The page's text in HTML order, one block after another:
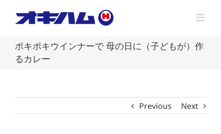
ポキポキウインナーで 母の日に（子どもが）作
るカレー
Previous Next